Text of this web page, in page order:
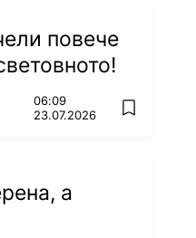
повече
06:09
23.07.2026
add
а